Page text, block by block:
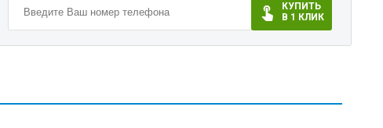
КУПИТЬ
В 1 КЛИК